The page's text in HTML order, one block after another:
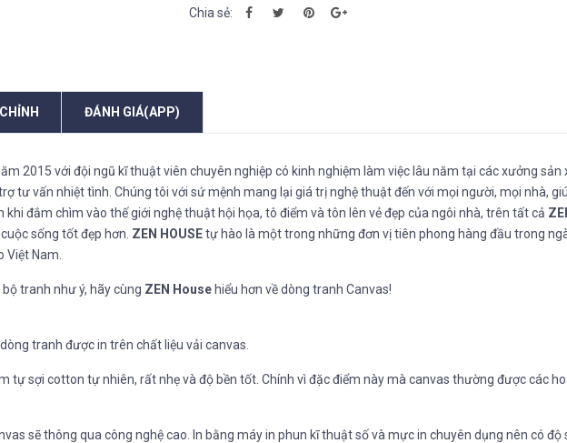
Chia sẻ:
ĐÁNH GIÁ(APP)
2015 với đội ngũ kĩ thuật viên chuyên nghiệp có kinh nghiệm làm việc lâu năm tại các xưởng sản
tư vấn nhiệt tình. Chúng tôi với sứ mệnh mang lại giá trị nghệ thuật đến với mọi người, mọi nhà,
đắm chìm vào thế giới nghệ thuật hội họa, tô điểm và tôn lên vẻ đẹp của ngôi nhà, trên tất cả
sống tốt đẹp hơn. ZEN HOUSEtự hào là một trong những đơn vị tiên phong hàng đầu trong
Nam.
tranh như ý, hãy cùng ZEN Househiểu hơn về dòng tranh Canvas!
tranh được in trên chất liệu vải canvas.
tự sợi cotton tự nhiên, rất nhẹ và độ bền tốt. Chính vì đặc điểm này mà canvas thường được các
sẽ thông qua công nghệ cao. In bằng máy in phun kĩ thuật số và mực in chuyên dụng nên có độ